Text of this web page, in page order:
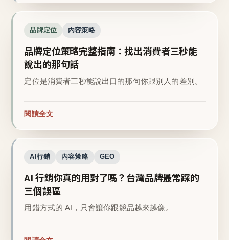
品牌定位 內容策略
品牌定位策略完整指南：找出消費者三秒能
說出的那句話
定位是消費者三秒能說出口的那句你跟別人的差別。
閱讀全文
AI行銷 內容策略 GEO
AI 行銷你真的用對了嗎？台灣品牌最常踩的
三個誤區
用錯方式的 AI，只會讓你跟競品越來越像。